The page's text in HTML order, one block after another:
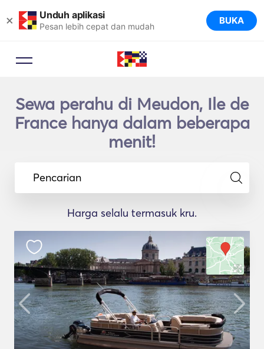
× Unduh aplikasi
Pesan lebih cepat dan mudah BUKA
Sewa perahu di Meudon, Ile de
France hanya dalam beberapa
menit!
Pencarian
Harga selalu termasuk kru.